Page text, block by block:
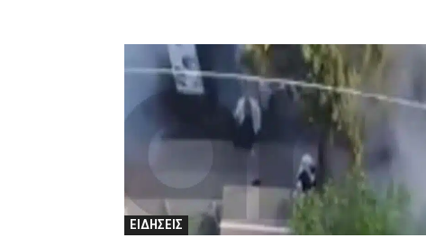
ΕΙΔΗΣΕΙΣ